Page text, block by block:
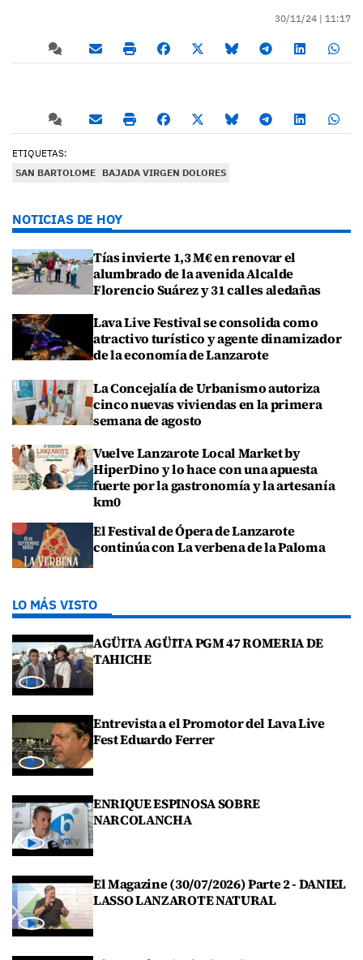
30/11/24 | 11:17
ETIQUETAS:
SAN BARTOLOME BAJADA VIRGEN DOLORES
NOTICIAS DE HOY
Tías invierte 1,3 M€ en renovar el
alumbrado de la avenida Alcalde
Florencio Suárez y 31 calles aledañas
Lava Live Festival se consolida como
atractivo turístico y agente dinamizador
de la economía de Lanzarote
La Concejalía de Urbanismo autoriza
cinco nuevas viviendas en la primera
semana de agosto
Vuelve Lanzarote Local Market by
HiperDino y lo hace con una apuesta
fuerte por la gastronomía y la artesanía
km0
El Festival de Ópera de Lanzarote
continúa con La verbena de la Paloma
LO MÁS VISTO
AGÜITA AGÜITA PGM 47 ROMERIA DE
TAHICHE
Entrevista a el Promotor del Lava Live
Fest Eduardo Ferrer
ENRIQUE ESPINOSA SOBRE
NARCOLANCHA
El Magazine (30/07/2026) Parte 2 - DANIEL
LASSO LANZAROTE NATURAL